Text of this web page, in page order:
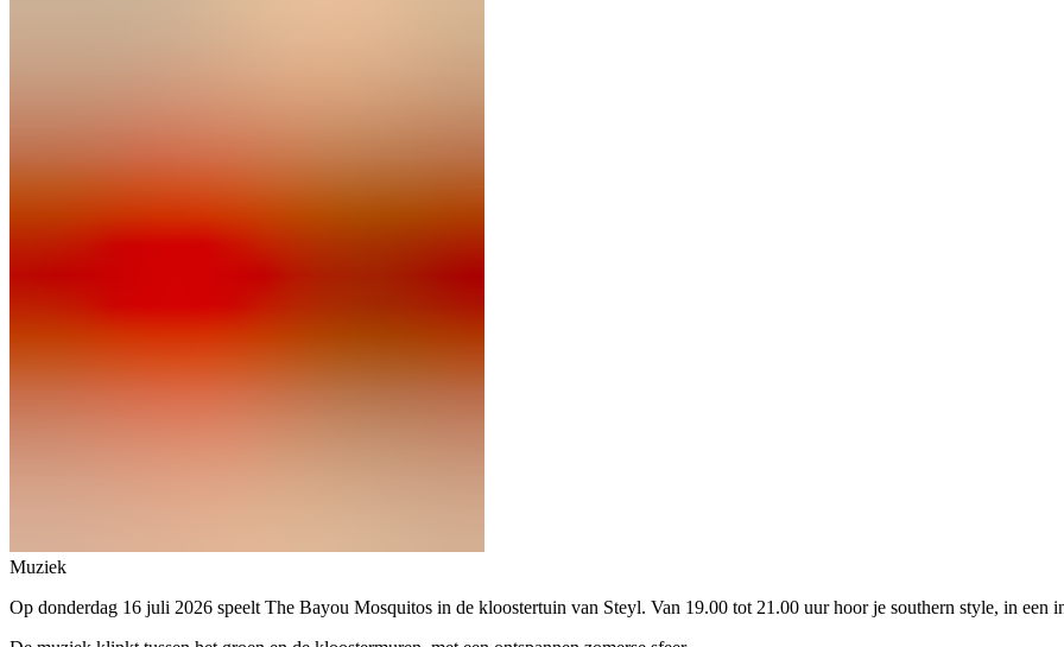
Muziek
Op donderdag 16 juli 2026 speelt The Bayou Mosquitos in de kloostertuin van Steyl. Van 19.00 tot 21.00 uur hoor je southern style, in een